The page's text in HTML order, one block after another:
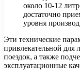
около 10-12
достаточно
уровня
Эти технические
привлекательной
поездок, а также
эксплуатационные